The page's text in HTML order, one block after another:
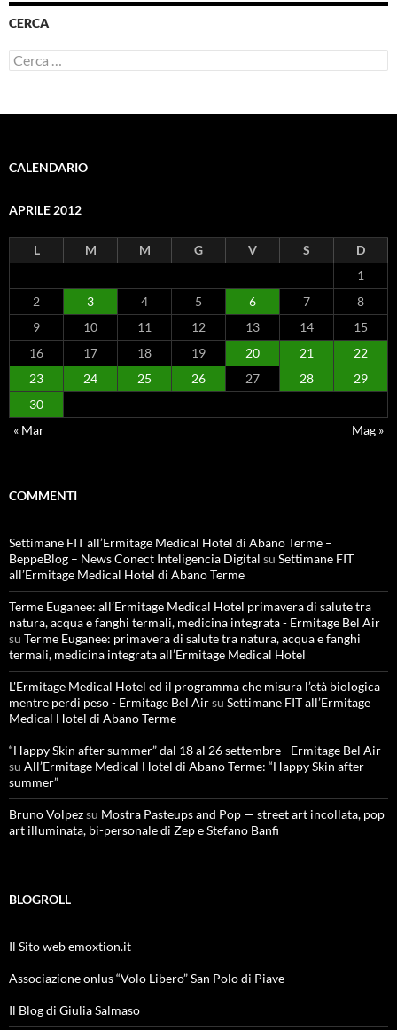
CERCA
Ricerca
per:
CALENDARIO
APRILE 2012
L M M G V S
D
1
2
3 4 5 6 7
8
9
10 11 12 13 14
15
16
17 18 19 20 21
22
23
24 25 26 27 28
29
30
« Mar
Mag »
COMMENTI
Settimane FIT all’Ermitage Medical Hotel di Abano Terme –
BeppeBlog – News Conect Inteligencia Digital su Settimane FIT
all’Ermitage Medical Hotel di Abano Terme
Terme Euganee: all’Ermitage Medical Hotel primavera di salute tra
natura, acqua e fanghi termali, medicina integrata - Ermitage Bel Air
su Terme Euganee: primavera di salute tra natura, acqua e fanghi
termali, medicina integrata all’Ermitage Medical Hotel
L'Ermitage Medical Hotel ed il programma che misura l’età biologica
mentre perdi peso - Ermitage Bel Airsu Settimane FIT all’Ermitage
Medical Hotel di Abano Terme
“Happy Skin after summer” dal 18 al 26 settembre - Ermitage Bel Air
su All’Ermitage Medical Hotel di Abano Terme: “Happy Skin after
summer”
Bruno Volpezsu Mostra Pasteups and Pop — street art incollata, pop
art illuminata, bi-personale di Zep e Stefano Banfi
BLOGROLL
Il Sito web emoxtion.it
Associazione onlus “Volo Libero” San Polo di Piave
Il Blog di Giulia Salmaso